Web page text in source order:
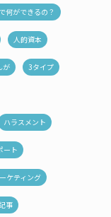
何ができるの？
人的資本
が 3タイプ
ハラスメント
ート
ケティング
事